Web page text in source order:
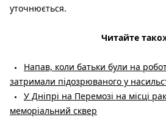
уточнюється.
Читайте
Напав, коли батьки були на
затримали підозрюваного у
У Дніпрі на Перемозі на місці
меморіальний сквер